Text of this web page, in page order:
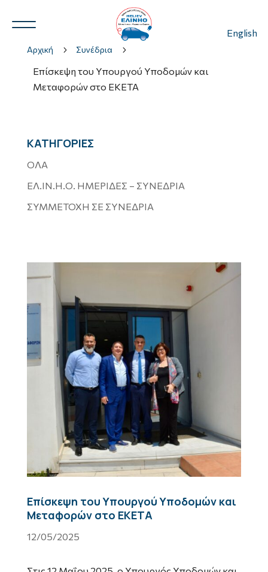
English
3
Αρχική 5 Συνέδρια 5
Επίσκεψη του Υπουργού Υποδομών και
Μεταφορών στο ΕΚΕΤΑ
ΚΑΤΗΓΟΡΙΕΣ
ΟΛΑ
ΕΛ.ΙΝ.Η.Ο. ΗΜΕΡΙΔΕΣ – ΣΥΝΕΔΡΙΑ
ΣΥΜΜΕΤΟΧΗ ΣΕ ΣΥΝΕΔΡΙΑ
Επίσκεψη του Υπουργού Υποδομών και
Μεταφορών στο ΕΚΕΤΑ
12/05/2025